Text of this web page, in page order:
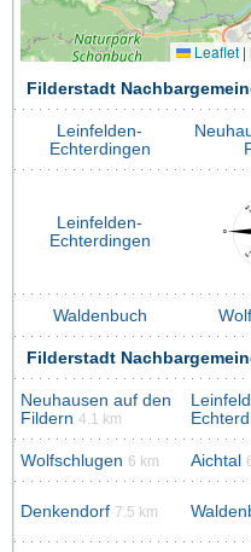
Leaflet |
Filderstadt
Leinfelden-
Echterdingen
Leinfelden-
Echterdingen
Waldenbuch
Filderstadt
Neuhausen auf den
Fildern 4.1 km
Wolfschlugen 6 km Aichtal
Denkendorf 7.5 km